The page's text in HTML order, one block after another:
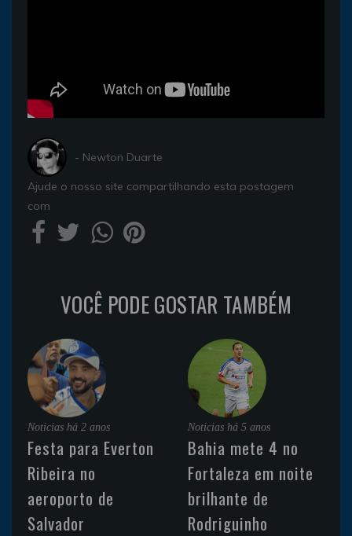
- Newton Duarte
Ajude o nosso site compartilhando esta postagem
com
VOCÊ PODE GOSTAR TAMBÉM
Noticias há 2 anos
Festa para Everton
Ribeira no
aeroporto de
Salvador
Noticias há 5 anos
Bahia mete 4 no
Fortaleza em noite
brilhante de
Rodriguinho